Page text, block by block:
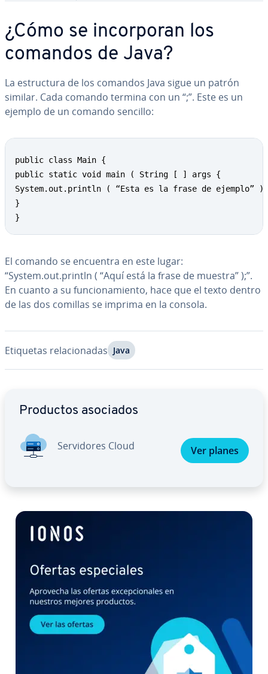
¿Cómo se in­co­r­po­ran los
comandos de Java?
La es­tru­c­tu­ra de los comandos Java sigue un patrón
similar. Cada comando termina con un “;”. Este es un
ejemplo de un comando sencillo:
public class Main {
public static void main ( String [ ] args {
System.out.println ( “Esta es la frase de ejemplo” );
}
}
El comando se encuentra en este lugar:
“System.out.println ( “Aquí está la frase de muestra” );”.
En cuanto a su fu­n­cio­na­mie­n­to, hace que el texto dentro
de las dos comillas se imprima en la consola.
Etiquetas re­la­cio­na­das Java
Productos asociados
Se­r­vi­do­res Cloud Ver planes